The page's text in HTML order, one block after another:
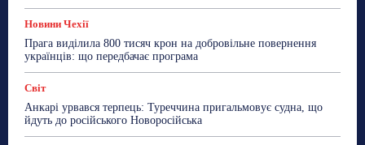
Новини Чехії
Прага виділила 800 тисяч крон на добровільне повернення
українців: що передбачає програма
Світ
Анкарі урвався терпець: Туреччина пригальмовує судна, що
йдуть до російського Новоросійська